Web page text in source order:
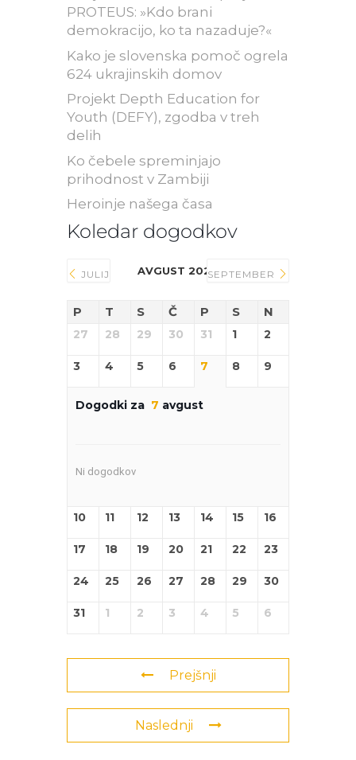
PROTEUS: »Kdo brani
demokracijo, ko ta nazaduje?«
Kako je slovenska pomoč ogrela
624 ukrajinskih domov
Projekt Depth Education for
Youth (DEFY), zgodba v treh
delih
Ko čebele spreminjajo
prihodnost v Zambiji
Heroinje našega časa
Koledar dogodkov
JULIJ AVGUST 2026SEPTEMBER
P T S Č P S N
27 28 29 30 31 1 2
3 4 5 6 7 8 9
Dogodki za 7 avgust
Ni dogodkov
10 11 12 13 14 15 16
17 18 19 20 21 22 23
24 25 26 27 28 29 30
31 1 2 3 4 5 6
Prejšnji
Naslednji